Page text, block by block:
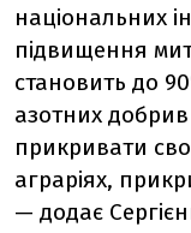
національних
підвищення
становить до
азотних
прикривати
аграріях,
— додає